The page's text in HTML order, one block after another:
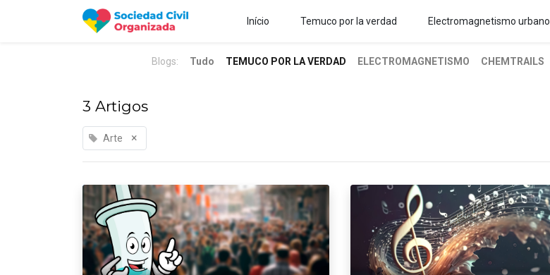
Início Temuco por la verdad Electromagnetismo urbano
Blogs: Tudo TEMUCO POR LA VERDAD ELECTROMAGNETISMO CHEMTRAILS
3 Artigos
Arte ×